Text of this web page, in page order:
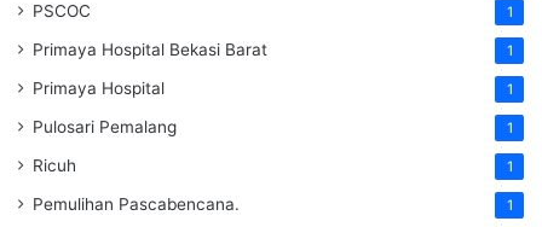
PSCOC 1
Primaya Hospital Bekasi Barat 1
Primaya Hospital 1
Pulosari Pemalang 1
Ricuh 1
Pemulihan Pascabencana. 1